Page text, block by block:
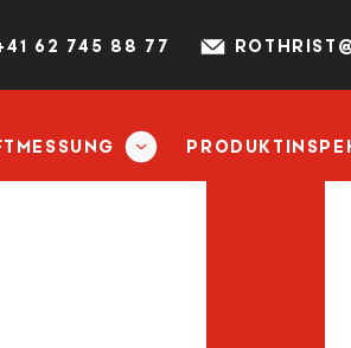
62 745 88 77